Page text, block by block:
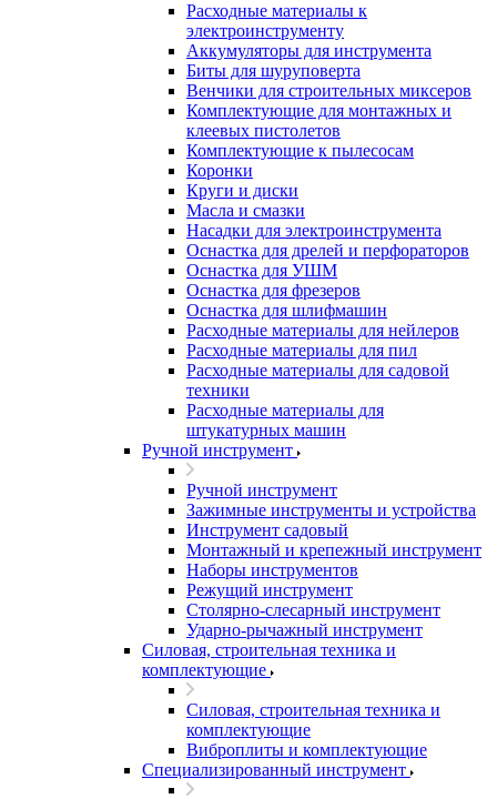
Расходные материалы к
электроинструменту
Аккумуляторы для инструмента
Биты для шуруповерта
Венчики для строительных миксеров
Комплектующие для монтажных и
клеевых пистолетов
Комплектующие к пылесосам
Коронки
Круги и диски
Масла и смазки
Насадки для электроинструмента
Оснастка для дрелей и перфораторов
Оснастка для УШМ
Оснастка для фрезеров
Оснастка для шлифмашин
Расходные материалы для нейлеров
Расходные материалы для пил
Расходные материалы для садовой
техники
Расходные материалы для
штукатурных машин
Ручной инструмент
Ручной инструмент
Зажимные инструменты и устройства
Инструмент садовый
Монтажный и крепежный инструмент
Наборы инструментов
Режущий инструмент
Столярно-слесарный инструмент
Ударно-рычажный инструмент
Силовая, строительная техника и
комплектующие
Силовая, строительная техника и
комплектующие
Виброплиты и комплектующие
Специализированный инструмент